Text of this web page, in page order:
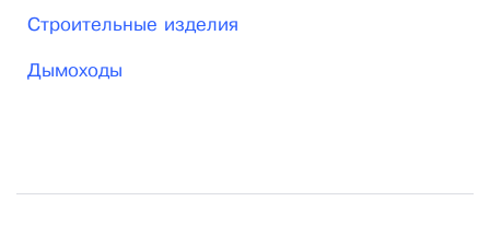
продукции. Завод также активно участвует в
международных выставках и регулярно обновляет
Строительные изделия
Дымоходы